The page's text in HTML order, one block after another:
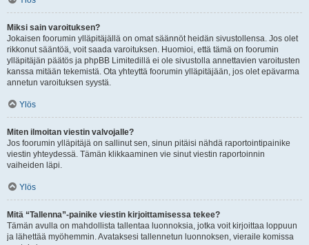
Miksi sain varoituksen?
Jokaisen foorumin ylläpitäjällä on omat säännöt heidän sivustollensa. Jos olet
rikkonut sääntöä, voit saada varoituksen. Huomioi, että tämä on foorumin
ylläpitäjän päätös ja phpBB Limitedillä ei ole sivustolla annettavien varoitusten
kanssa mitään tekemistä. Ota yhteyttä foorumin ylläpitäjään, jos olet epävarma
annetun varoituksen syystä.
Ylös
Miten ilmoitan viestin valvojalle?
Jos foorumin ylläpitäjä on sallinut sen, sinun pitäisi nähdä raportointipainike
viestin yhteydessä. Tämän klikkaaminen vie sinut viestin raportoinnin
vaiheiden läpi.
Ylös
Mitä “Tallenna”-painike viestin kirjoittamisessa tekee?
Tämän avulla on mahdollista tallentaa luonnoksia, jotka voit kirjoittaa loppuun
ja lähettää myöhemmin. Avataksesi tallennetun luonnoksen, vieraile komissa